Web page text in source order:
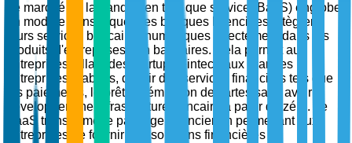
Le marché de la banque en tant que service (BaaS) englobe
un modèle dans lequel des banques licenciées intègrent
leurs services bancaires numériques directement dans les
produits d'entreprises non bancaires. Cela permet aux
entreprises, allant des startups Fintech aux grandes
entreprises établies, d'offrir des services financiers tels que
les paiements, le prêt et l'émission de cartes sans avoir à
développer une infrastructure bancaire à partir de zéro. Le
BaaS transforme le paysage financier en permettant aux
entreprises de fournir des solutions financières